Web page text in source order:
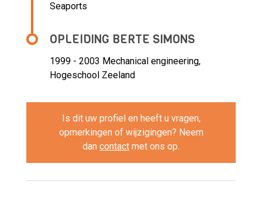
Seaports
OPLEIDING BERTE SIMONS
1999 - 2003 Mechanical engineering,
Hogeschool Zeeland
Is dit uw profiel en heeft u vragen,
opmerkingen of wijzigingen? Neem
dan contact met ons op.